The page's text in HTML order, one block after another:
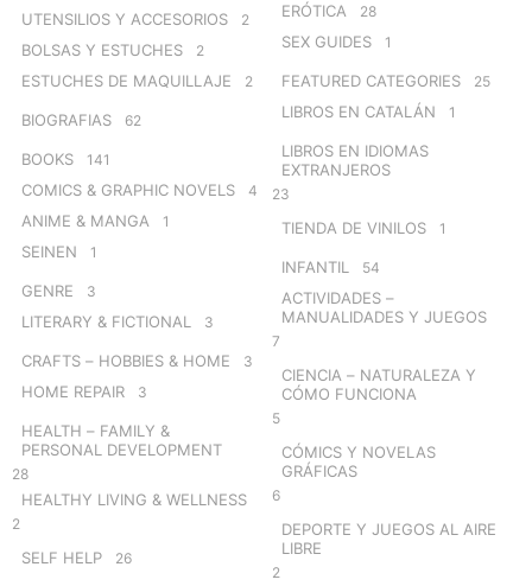
UTENSILIOS Y ACCESORIOS 2
BOLSAS Y ESTUCHES 2
ESTUCHES DE MAQUILLAJE 2
BIOGRAFIAS 62
BOOKS 141
COMICS & GRAPHIC NOVELS 4
ANIME & MANGA 1
SEINEN 1
GENRE 3
LITERARY & FICTIONAL 3
CRAFTS – HOBBIES & HOME 3
HOME REPAIR 3
HEALTH – FAMILY &
PERSONAL DEVELOPMENT
28
HEALTHY LIVING & WELLNESS
2
SELF HELP 26
ERÓTICA 28
SEX GUIDES 1
FEATURED CATEGORIES 25
LIBROS EN CATALÁN 1
LIBROS EN IDIOMAS
EXTRANJEROS
23
TIENDA DE VINILOS 1
INFANTIL 54
ACTIVIDADES –
MANUALIDADES Y JUEGOS
7
CIENCIA – NATURALEZA Y
CÓMO FUNCIONA
5
CÓMICS Y NOVELAS
GRÁFICAS
6
DEPORTE Y JUEGOS AL AIRE
LIBRE
2